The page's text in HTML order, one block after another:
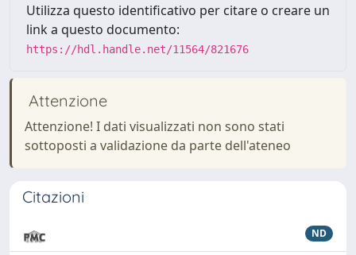
Utilizza questo identificativo per citare o creare un
link a questo documento:
https://hdl.handle.net/11564/821676
Attenzione
Attenzione! I dati visualizzati non sono stati
sottoposti a validazione da parte dell'ateneo
Citazioni
ND